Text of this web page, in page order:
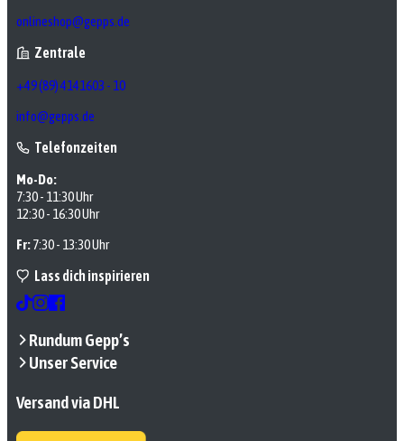
onlineshop@gepps.de
Zentrale
+49 (89) 4141603 - 10
info@gepps.de
Telefonzeiten
Mo-Do:
7:30 - 11:30 Uhr
12:30 - 16:30 Uhr
Fr:7:30 - 13:30 Uhr
Lass dich inspirieren
Rundum Gepp’s
Unser Service
Versand via DHL